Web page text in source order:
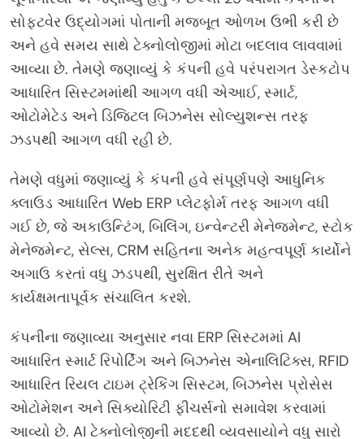
સોફ્ટવેર ઉદ્યોગમાં પોતાની મજબૂત ઓળખ ઉભી કરી છે
અને હવે સમય સાથે ટેક્નોલોજીમાં મોટા બદલાવ લાવવામાં
આવ્યા છે. તેમણે જણાવ્યું કે કંપની હવે પરંપરાગત ડેસ્કટોપ
આધારિત સિસ્ટમમાંથી આગળ વધી એઆઈ, સ્માર્ટ,
ઓટોમેટેડ અને ડિજિટલ બિઝનેસ સોલ્યુશન્સ તરફ
ઝડપથી આગળ વધી રહી છે.
તેમણે વધુમાં જણાવ્યું કે કંપની હવે સંપૂર્ણપણે આધુનિક
ક્લાઉડ આધારિત Web ERP પ્લેટફોર્મ તરફ આગળ વધી
ગઈ છે, જે અકાઉન્ટિંગ, બિલિંગ, ઇન્વેન્ટરી મેનેજમેન્ટ, સ્ટોક
મેનેજમેન્ટ, સેલ્સ, CRM સહિતના અનેક મહત્વપૂર્ણ કાર્યોને
અગાઉ કરતાં વધુ ઝડપથી, સુરક્ષિત રીતે અને
કાર્યક્ષમતાપૂર્વક સંચાલિત કરશે.
કંપનીના જણાવ્યા અનુસાર નવા ERP સિસ્ટમમાં AI
આધારિત સ્માર્ટ રિપોર્ટિંગ અને બિઝનેસ એનાલિટિક્સ, RFID
આધારિત રિયલ ટાઇમ ટ્રેકિંગ સિસ્ટમ, બિઝનેસ પ્રોસેસ
ઓટોમેશન અને સિક્યોરિટી ફીચર્સનો સમાવેશ કરવામાં
આવ્યો છે. AI ટેક્નોલોજીની મદદથી વ્યવસાયોને વધુ સારો